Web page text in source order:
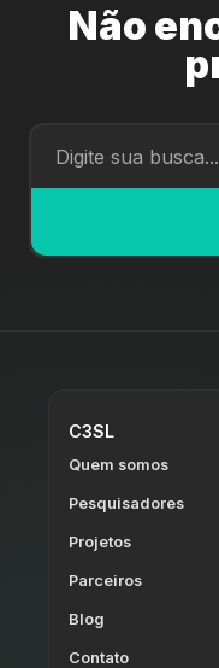
Não
C3SL
Quem somos
Pesquisadores
Projetos
Parceiros
Blog
Contato